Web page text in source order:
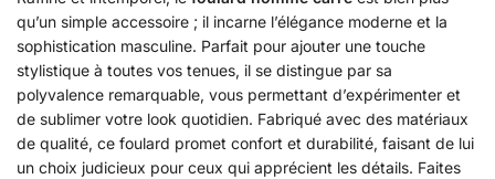
qu’un simple accessoire ; il incarne l’élégance moderne et la
sophistication masculine. Parfait pour ajouter une touche
stylistique à toutes vos tenues, il se distingue par sa
polyvalence remarquable, vous permettant d’expérimenter et
de sublimer votre look quotidien. Fabriqué avec des matériaux
de qualité, ce foulard promet confort et durabilité, faisant de lui
un choix judicieux pour ceux qui apprécient les détails. Faites